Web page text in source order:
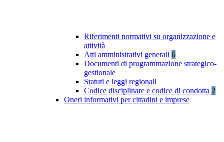
Riferimenti normativi su organizzazione e
attività
Atti amministrativi generali 6
Documenti di programmazione strategico-
gestionale
Statuti e leggi regionali
Codice disciplinare e codice di condotta 2
Oneri informativi per cittadini e imprese